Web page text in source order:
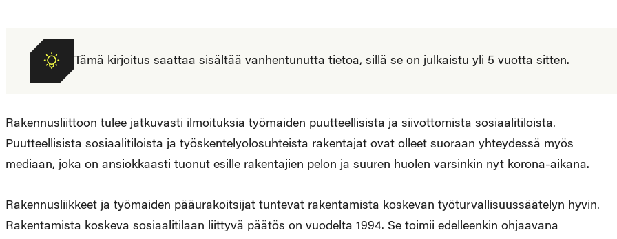
Tämä kirjoitus saattaa sisältää vanhentunutta tietoa, sillä se on julkaistu yli 5 vuotta sitten.
Rakennusliittoon tulee jatkuvasti ilmoituksia työmaiden puutteellisista ja siivottomista sosiaalitiloista.
Puutteellisista sosiaalitiloista ja työskentelyolosuhteista rakentajat ovat olleet suoraan yhteydessä myös
mediaan, joka on ansiokkaasti tuonut esille rakentajien pelon ja suuren huolen varsinkin nyt korona-aikana.
Rakennusliikkeet ja työmaiden pääurakoitsijat tuntevat rakentamista koskevan työturvallisuussäätelyn hyvin.
Rakentamista koskeva sosiaalitilaan liittyvä päätös on vuodelta 1994. Se toimii edelleenkin ohjaavana